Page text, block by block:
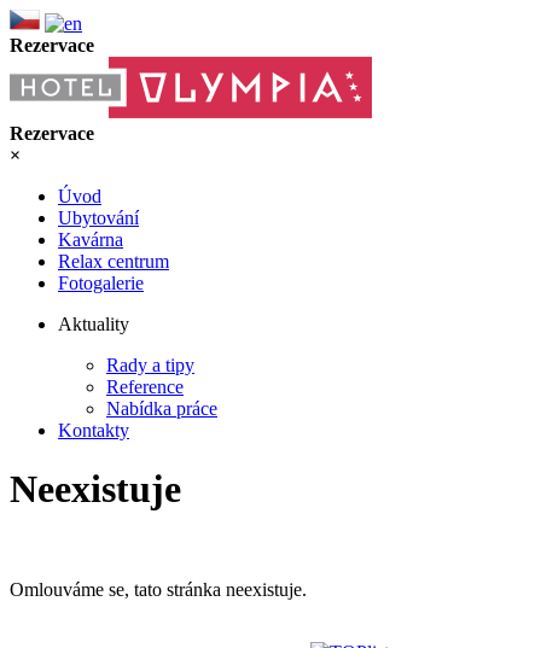
Rezervace
Rezervace
×
Úvod
Ubytování
Kavárna
Relax centrum
Fotogalerie
Aktuality
Rady a tipy
Reference
Nabídka práce
Kontakty
Neexistuje
Omlouváme se, tato stránka neexistuje.